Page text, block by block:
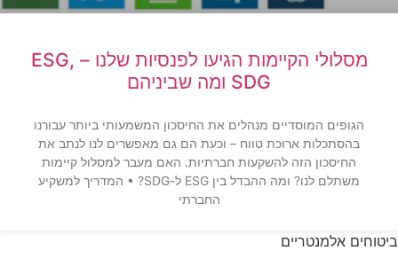
מסלולי הקיימות הגיעו לפנסיות שלנו – ESG,
SDG ומה שביניהם
הגופים המוסדיים מנהלים את החיסכון המשמעותי ביותר עבורנו
בהסתכלות ארוכת טווח – וכעת הם גם מאפשרים לנו לנתב את
החיסכון הזה להשקעות חברתיות. האם מעבר למסלול קיימות
משתלם לנו? ומה ההבדל בין ESG ל-SDG? • המדריך למשקיע
החברתי
ביטוחים אלמנטריים